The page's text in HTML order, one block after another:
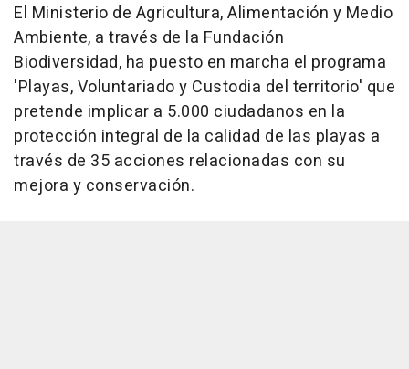
El Ministerio de Agricultura, Alimentación y Medio
Ambiente, a través de la Fundación
Biodiversidad, ha puesto en marcha el programa
'Playas, Voluntariado y Custodia del territorio' que
pretende implicar a 5.000 ciudadanos en la
protección integral de la calidad de las playas a
través de 35 acciones relacionadas con su
mejora y conservación.